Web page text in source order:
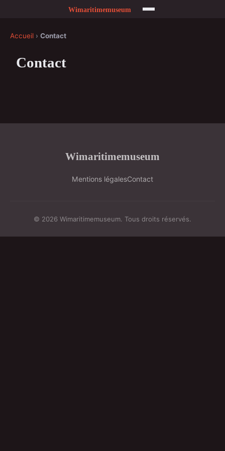
Accueil › Contact
Contact
Wimaritimemuseum
Mentions légalesContact
© 2026 Wimaritimemuseum. Tous droits réservés.